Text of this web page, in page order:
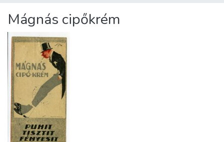
Statistics
About us
Mágnás cipőkrém